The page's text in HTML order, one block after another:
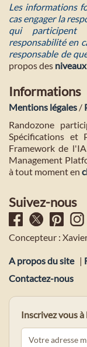
Les informations
cas engager la
qui participent
responsabilité en
responsable de
propos des
Informations
Mentions légales /
Randozone
Spécifications et
Framework de
Management
à tout moment en
Suivez-nous
Concepteur :
A propos du site |
Contactez-nous
Inscrivez vous